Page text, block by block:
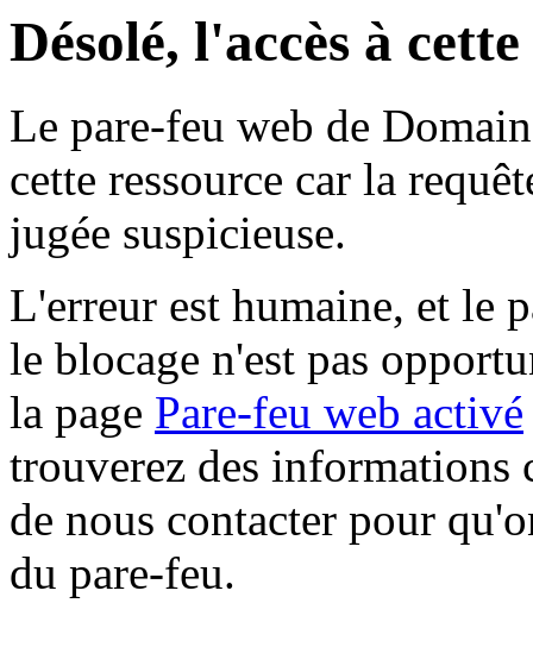
Désolé, l'accès à
Le pare-feu web de
cette ressource car la
jugée suspicieuse.
L'erreur est humaine, et le
le blocage n'est pas
la page Pare-feu web activé
trouverez des informations
de nous contacter pour
du pare-feu.